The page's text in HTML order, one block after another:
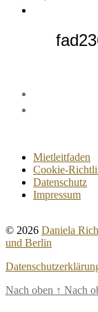
Mietleitfaden
Cookie-
Datenschutz
Impressum
© 2026 Daniela
und Berlin
Nach oben ↑ Nach